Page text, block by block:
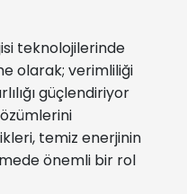
teknolojilerinde
olarak; verimliliği
güçlendiriyor
temiz enerjinin
önemli bir rol